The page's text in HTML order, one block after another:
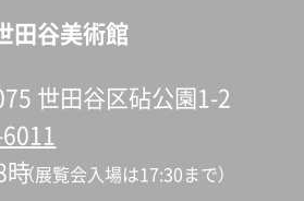
田谷美術館
世田谷区砧公園1-2
時（展覧会入場は17:30まで）